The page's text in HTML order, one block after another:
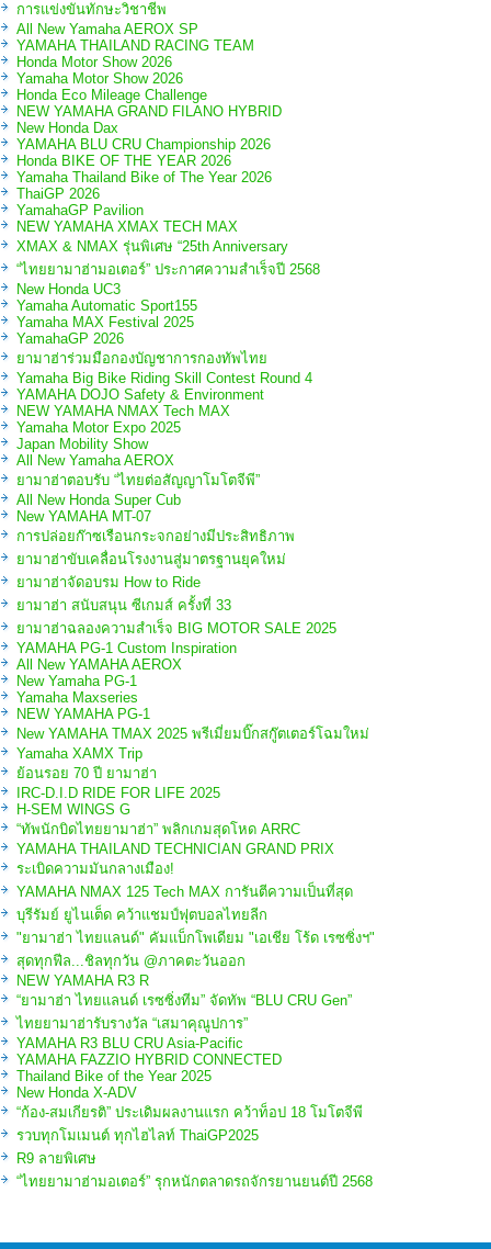
การแข่งขันทักษะวิชาชีพ
All New Yamaha AEROX SP
YAMAHA THAILAND RACING TEAM
Honda Motor Show 2026
Yamaha Motor Show 2026
Honda Eco Mileage Challenge
NEW YAMAHA GRAND FILANO HYBRID
New Honda Dax
YAMAHA BLU CRU Championship 2026
Honda BIKE OF THE YEAR 2026
Yamaha Thailand Bike of The Year 2026
ThaiGP 2026
YamahaGP Pavilion
NEW YAMAHA XMAX TECH MAX
XMAX & NMAX รุ่นพิเศษ “25th Anniversary
“ไทยยามาฮ่ามอเตอร์” ประกาศความสำเร็จปี 2568
New Honda UC3
Yamaha Automatic Sport155
Yamaha MAX Festival 2025
YamahaGP 2026
ยามาฮ่าร่วมมือกองบัญชาการกองทัพไทย
Yamaha Big Bike Riding Skill Contest Round 4
YAMAHA DOJO Safety & Environment
NEW YAMAHA NMAX Tech MAX
Yamaha Motor Expo 2025
Japan Mobility Show
All New Yamaha AEROX
ยามาฮ่าตอบรับ “ไทยต่อสัญญาโมโตจีพี”
All New Honda Super Cub
New YAMAHA MT-07
การปล่อยก๊าซเรือนกระจกอย่างมีประสิทธิภาพ
ยามาฮ่าขับเคลื่อนโรงงานสู่มาตรฐานยุคใหม่
ยามาฮ่าจัดอบรม How to Ride
ยามาฮ่า สนับสนุน ซีเกมส์ ครั้งที่ 33
ยามาฮ่าฉลองความสำเร็จ BIG MOTOR SALE 2025
YAMAHA PG-1 Custom Inspiration
All New YAMAHA AEROX
New Yamaha PG-1
Yamaha Maxseries
NEW YAMAHA PG-1
New YAMAHA TMAX 2025 พรีเมี่ยมบิ๊กสกู๊ตเตอร์โฉมใหม่
Yamaha XAMX Trip
ย้อนรอย 70 ปี ยามาฮ่า
IRC-D.I.D RIDE FOR LIFE 2025
H-SEM WINGS G
“ทัพนักบิดไทยยามาฮ่า” พลิกเกมสุดโหด ARRC
YAMAHA THAILAND TECHNICIAN GRAND PRIX
ระเบิดความมันกลางเมือง!
YAMAHA NMAX 125 Tech MAX การันตีความเป็นที่สุด
บุรีรัมย์ ยูไนเต็ด คว้าแชมป์ฟุตบอลไทยลีก
"ยามาฮ่า ไทยแลนด์" คัมแบ็กโพเดียม "เอเชีย โร้ด เรซซิ่งฯ"
สุดทุกฟีล...ชิลทุกวัน @ภาคตะวันออก
NEW YAMAHA R3 R
“ยามาฮ่า ไทยแลนด์ เรซซิ่งทีม” จัดทัพ “BLU CRU Gen”
ไทยยามาฮ่ารับรางวัล “เสมาคุณูปการ”
YAMAHA R3 BLU CRU Asia-Pacific
YAMAHA FAZZIO HYBRID CONNECTED
Thailand Bike of the Year 2025
New Honda X-ADV
“ก้อง-สมเกียรติ” ประเดิมผลงานแรก คว้าท็อป 18 โมโตจีพี
รวบทุกโมเมนต์ ทุกไฮไลท์ ThaiGP2025
R9 ลายพิเศษ
“ไทยยามาฮ่ามอเตอร์” รุกหนักตลาดรถจักรยานยนต์ปี 2568